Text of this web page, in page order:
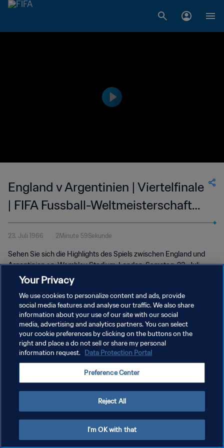
England v Argentinien | Viertelfinale
| FIFA Fussball-Weltmeisterschaft
England 1966™ | Highlights
23. Juli 1966 2Minute 59Sekunde
Sehen Sie sich die Highlights des Spiels zwischen England und
Argentinien an. Wembley Stadium, London, Samstag, 23. Juli
1966.
DATENSCHUTZ
NUTZUNGSBEDINGUNGEN
COOKIE-EINSTELLUNGEN VERWALTEN
Your Privacy
We use cookies to personalize content and ads, provide
social media features and analyse our traffic. We also share
information about your use of our site with our social
media, advertising and analytics partners. You can select
your cookie preferences by clicking on the buttons on the
right and place a do not sell or share my personal
information request. Data Protection Portal
Preference Center
Reject All
I'm OK with that